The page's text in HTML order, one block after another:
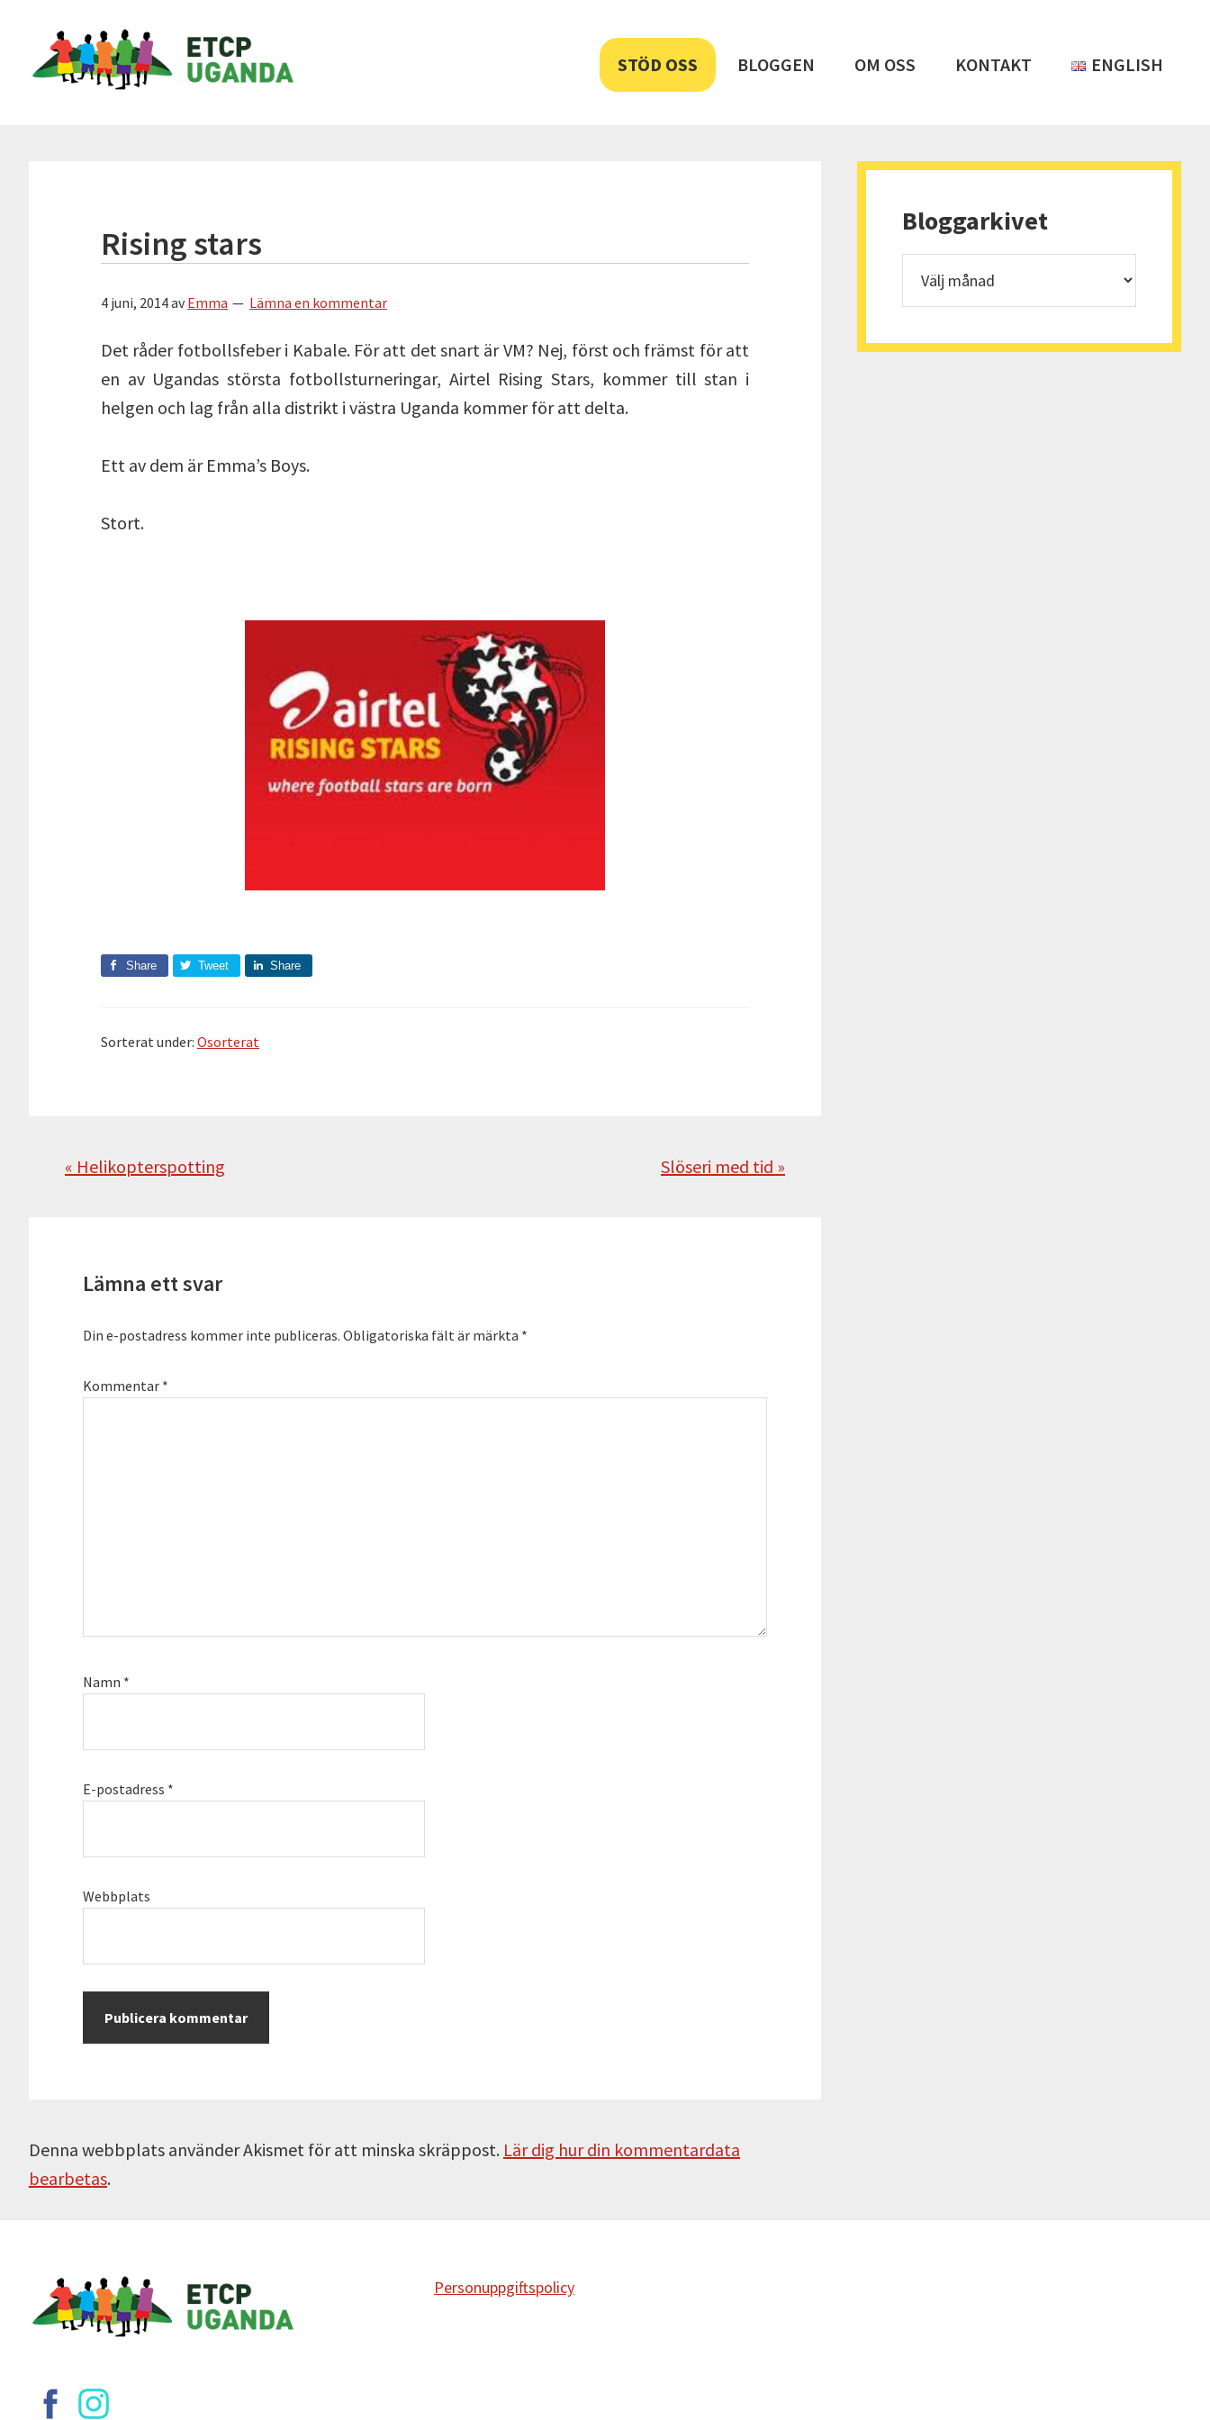
huvudnavigering
huvudinnehåll
sidfot
ETCP
Uganda
STÖD OSS BLOGGEN OM OSS KONTAKT ENGLISH
Rising stars
4 juni, 2014avEmma Lämna en kommentar
Det råder fotbollsfeber i Kabale. För att det snart är VM? Nej, först och främst för att
en av Ugandas största fotbollsturneringar, Airtel Rising Stars, kommer till stan i
helgen och lag från alla distrikt i västra Uganda kommer för att delta.
Ett av dem är Emma’s Boys.
Stort.
Share Tweet Share
Sorterat under: Osorterat
Föregående
« Helikopterspotting Nästa
Slöseri med tid »
Lämna ett svar
Din e-postadress kommer inte publiceras. Obligatoriska fält är märkta *
Kommentar *
Namn *
E-postadress *
Webbplats
Denna webbplats använder Akismet för att minska skräppost. Lär dig hur din kommentardata
bearbetas.
Primärt
sidofält
Bloggarkivet
Footer Personuppgiftspolicy